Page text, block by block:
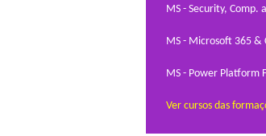
MS - Security, Comp.
MS - Microsoft 365 &
MS - Power Platform
Ver cursos das